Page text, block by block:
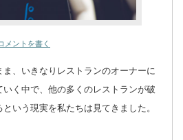
メントを書く
、いきなりレストランのオーナーに
く中で、他の多くのレストランが破
いう現実を私たちは見てきました。